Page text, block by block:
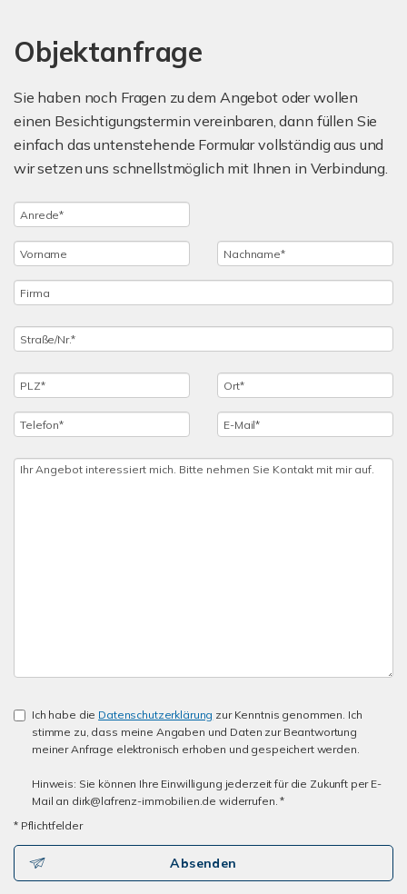
Objektanfrage
Sie haben noch Fragen zu dem Angebot oder wollen
einen Besichtigungstermin vereinbaren, dann füllen Sie
einfach das untenstehende Formular vollständig aus und
wir setzen uns schnellstmöglich mit Ihnen in Verbindung.
Ich habe die Datenschutzerklärung zur Kenntnis genommen. Ich
stimme zu, dass meine Angaben und Daten zur Beantwortung
meiner Anfrage elektronisch erhoben und gespeichert werden.
Hinweis: Sie können Ihre Einwilligung jederzeit für die Zukunft per E-
Mail an dirk@lafrenz-immobilien.de widerrufen. *
* Pflichtfelder
Absenden